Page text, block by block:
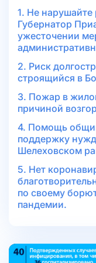
1. Не
Губернатор
ужесточении
2. Риск
строящийся в
3. Пожар в
причиной
4. Помощь
поддержку
Шелеховском
5. Нет
по своему
пандемии.